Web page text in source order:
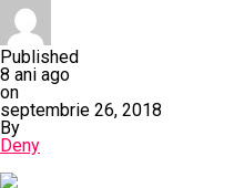
Published
8 ani ago
on
septembrie 26, 2018
By
Deny